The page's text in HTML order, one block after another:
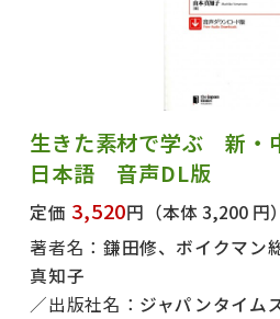
生きた素材で学ぶ 新・
日本語 音声DL版
定価 3,520円 （本体 3,200 円）
著者名： 鎌田修、ボイクマン
真知子
出版社名： ジャパンタイム